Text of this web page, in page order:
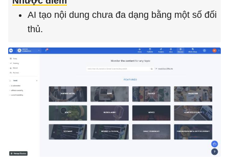
AI tạo nội dung chưa đa dạng bằng một số đối
thủ.